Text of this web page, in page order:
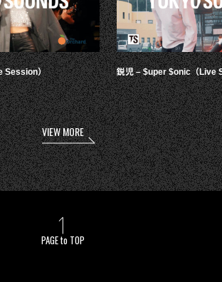
Session） 鋭児 – $uper $onic（Live
VIEW MORE
PAGE to TOP